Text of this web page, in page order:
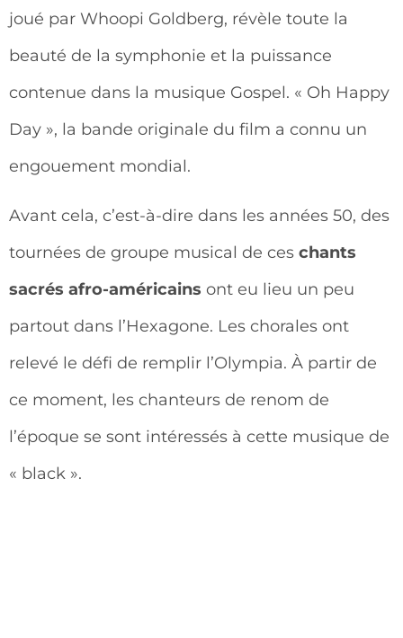
joué par Whoopi Goldberg, révèle toute la
beauté de la symphonie et la puissance
contenue dans la musique Gospel. « Oh Happy
Day », la bande originale du film a connu un
engouement mondial.
Avant cela, c’est-à-dire dans les années 50, des
tournées de groupe musical de ces chants
sacrés afro-américains ont eu lieu un peu
partout dans l’Hexagone. Les chorales ont
relevé le défi de remplir l’Olympia. À partir de
ce moment, les chanteurs de renom de
l’époque se sont intéressés à cette musique de
« black ».